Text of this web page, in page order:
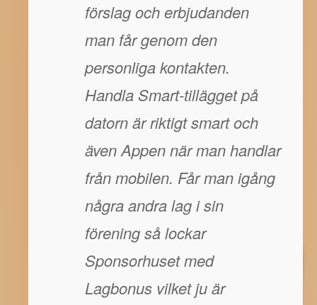
förslag och erbjudanden
man får genom den
personliga kontakten.
Handla Smart-tillägget på
datorn är riktigt smart och
även Appen när man handlar
från mobilen. Får man igång
några andra lag i sin
förening så lockar
Sponsorhuset med
Lagbonus vilket ju är